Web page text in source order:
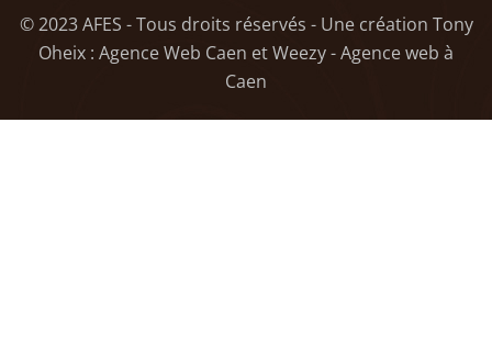
© 2023 AFES - Tous droits réservés - Une création Tony
Oheix : Agence Web Caen etWeezy - Agence web à
Caen